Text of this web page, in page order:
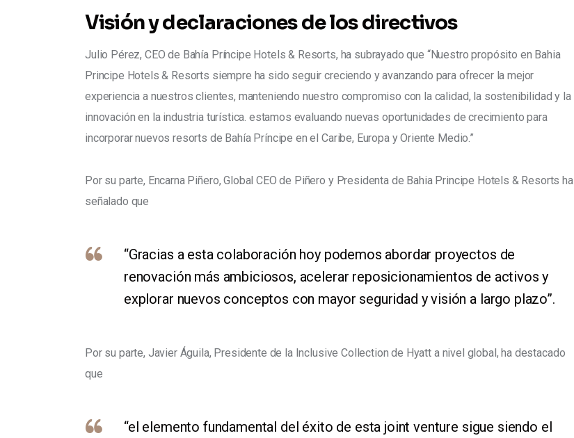
Visión y declaraciones de los directivos
Julio Pérez, CEO de Bahía Príncipe Hotels & Resorts, ha subrayado que “Nuestro propósito en Bahia
Principe Hotels & Resorts siempre ha sido seguir creciendo y avanzando para ofrecer la mejor
experiencia a nuestros clientes, manteniendo nuestro compromiso con la calidad, la sostenibilidad y la
innovación en la industria turística. estamos evaluando nuevas oportunidades de crecimiento para
incorporar nuevos resorts de Bahía Príncipe en el Caribe, Europa y Oriente Medio.”
Por su parte, Encarna Piñero, Global CEO de Piñero y Presidenta de Bahia Principe Hotels & Resorts ha
señalado que
“Gracias a esta colaboración hoy podemos abordar proyectos de
renovación más ambiciosos, acelerar reposicionamientos de activos y
explorar nuevos conceptos con mayor seguridad y visión a largo plazo”.
Por su parte, Javier Águila, Presidente de la Inclusive Collection de Hyatt a nivel global, ha destacado
que
“el elemento fundamental del éxito de esta joint venture sigue siendo el